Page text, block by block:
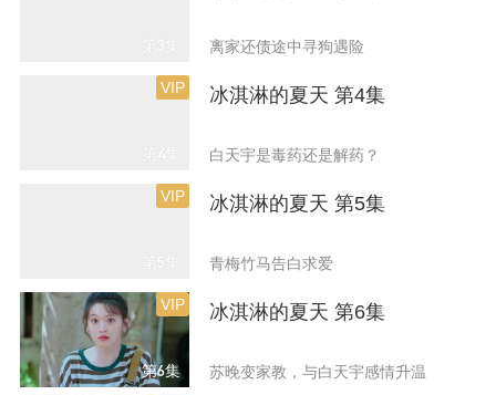
第3集 离家还债途中寻狗遇险
第4集
VIP 冰淇淋的夏天 第4集
白天宇是毒药还是解药？
第5集
VIP 冰淇淋的夏天 第5集
青梅竹马告白求爱
第6集
VIP 冰淇淋的夏天 第6集
苏晚变家教，与白天宇感情升温